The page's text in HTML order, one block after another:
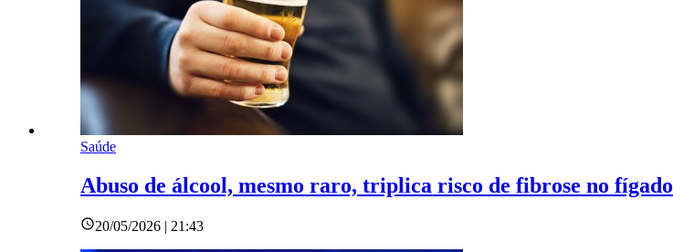
Saúde
Abuso de álcool, mesmo raro, triplica risco de fibrose no fígado
20/05/2026 | 21:43